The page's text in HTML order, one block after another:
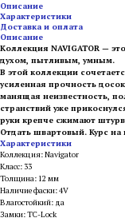
Описание
Характеристики
Доставка и оплата
Описание
Коллекция NAVIGATOR —
духом, пытливым, умным.
В этой коллекции
усиленная прочность
манящая неизвестность,
странствий уже
руки крепче сжимают
Отдать швартовый. Курс
Характеристики
Коллекция: Navigator
Класс: 33
Толщина: 12 мм
Наличие фаски: 4V
Влагостойкий: да
Замки: TC-Lock